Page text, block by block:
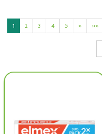
1 2 3 4 5 » »»